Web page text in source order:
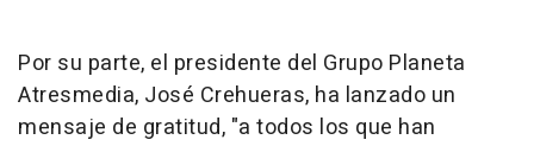
Por su parte, el presidente del Grupo Planeta
Atresmedia, José Crehueras, ha lanzado un
mensaje de gratitud, "a todos los que han